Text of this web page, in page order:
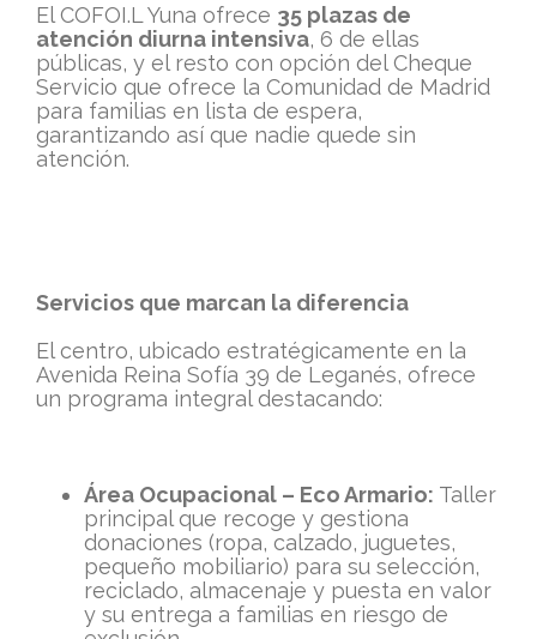
El COFOI.L Yuna ofrece 35 plazas de
atención diurna intensiva, 6 de ellas
públicas, y el resto con opción del Cheque
Servicio que ofrece la Comunidad de Madrid
para familias en lista de espera,
garantizando así que nadie quede sin
atención.
Servicios que marcan la diferencia
El centro, ubicado estratégicamente en la
Avenida Reina Sofía 39 de Leganés, ofrece
un programa integral destacando:
Área Ocupacional – Eco Armario: Taller
principal que recoge y gestiona
donaciones (ropa, calzado, juguetes,
pequeño mobiliario) para su selección,
reciclado, almacenaje y puesta en valor
y su entrega a familias en riesgo de